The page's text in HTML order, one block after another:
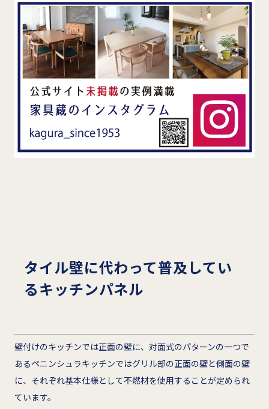
タイル壁に代わって普及してい
るキッチンパネル
壁付けのキッチンでは正面の壁に、対面式のパターンの一つで
あるペニンシュラキッチンではグリル部の正面の壁と側面の壁
に、それぞれ基本仕様として不燃材を使用することが定められ
ています。